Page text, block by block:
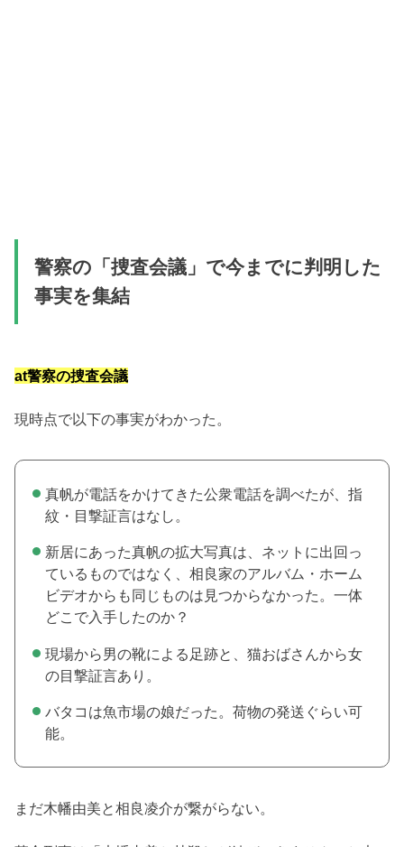
警察の「捜査会議」で今までに判明した
事実を集結
at警察の捜査会議
現時点で以下の事実がわかった。
真帆が電話をかけてきた公衆電話を調べたが、指
紋・目撃証言はなし。
新居にあった真帆の拡大写真は、ネットに出回っ
ているものではなく、相良家のアルバム・ホーム
ビデオからも同じものは見つからなかった。一体
どこで入手したのか？
現場から男の靴による足跡と、猫おばさんから女
の目撃証言あり。
バタコは魚市場の娘だった。荷物の発送ぐらい可
能。
まだ木幡由美と相良凌介が繋がらない。